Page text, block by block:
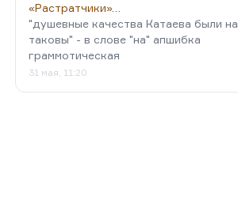
«Растратчики»…
"душевные качества Катаева были на
таковы" - в слове "на" апшибка
граммотическая
31 мая, 11:20